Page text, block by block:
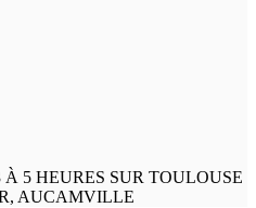
5 HEURES SUR TOULOUSE
AUCAMVILLE